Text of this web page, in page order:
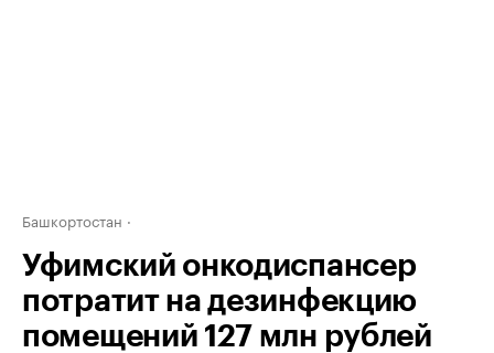
Башкортостан
Уфимский онкодиспансер
потратит на дезинфекцию
помещений 127 млн рублей